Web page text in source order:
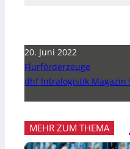
20. Juni 2022
Flurförderzeuge
dhf Intralogistik Magazin
MEHR ZUM THEMA